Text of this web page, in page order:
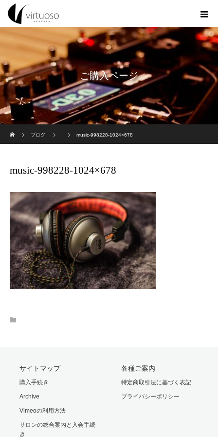
ご購入ページ
ブログ
music-998228-1024×678
music-998228-1024×678
サイトマップ
購入手続き
Archive
Vimeoの利用方法
サロンの総合案内と入会手続
き
各種ご案内
特定商取引法に基づく表記
プライバシーポリシー